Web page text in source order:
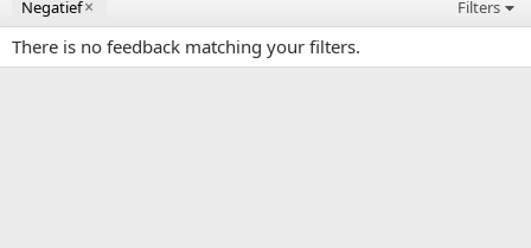
Negatief Filters
There is no feedback matching your filters.